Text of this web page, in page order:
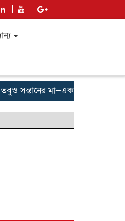
মা—এক কিশোরীর না বলা